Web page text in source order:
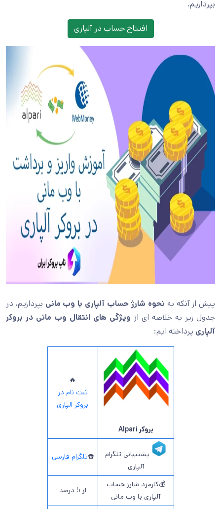
بپردازیم.
افتتاح حساب در آلپاری
پیش از آنکه به نحوه شارژ حساب آلپاری با وب مانی بپردازیم، در
جدول زیر به خلاصه ای از ویژگی های انتقال وب مانی در بروکر
آلپاری پرداخته ایم:
بروکر Alpari
🔥
ثبت نام در
بروکر الپاری
پشتیبانی تلگرام
آلپاری
☎️تلگرام فارسی
💰کارمزد شارژ حساب
آلپاری با وب مانی
از 5 درصد